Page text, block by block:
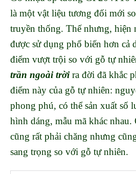
là một vật liệu tương đối mới
truyền thống. Thế nhưng, hiện
được sử dụng phổ biến hơn cả
điểm vượt trội so với gỗ tự
trần ngoài trờira đời đã khắc
điểm này của gỗ tự nhiên:
phong phú, có thể sản xuất số
hình dáng, mẫu mã khác nhau.
cũng rất phải chăng nhưng
sang trọng so với gỗ tự nhiên.